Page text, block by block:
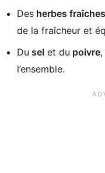
Des herbes fraîches
de la fraîcheur et
Du sel et du poivre
l’ensemble.